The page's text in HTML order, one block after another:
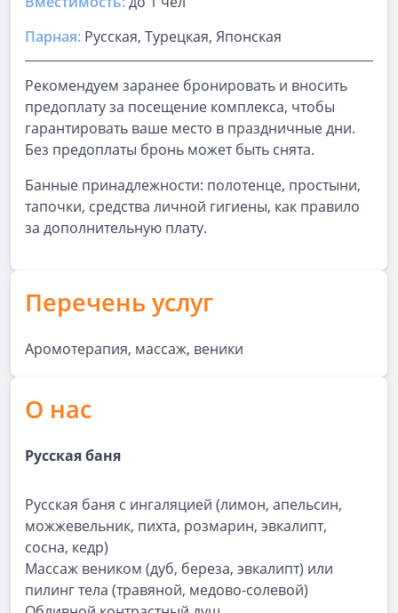
Парная: Русская, Турецкая, Японская
Рекомендуем заранее бронировать и вносить
предоплату за посещение комплекса, чтобы
гарантировать ваше место в праздничные дни.
Без предоплаты бронь может быть снята.
Банные принадлежности: полотенце, простыни,
тапочки, средства личной гигиены, как правило
за дополнительную плату.
Перечень услуг
Аромотерапия, массаж, веники
О нас
Русская баня
Русская баня с ингаляцией (лимон, апельсин,
можжевельник, пихта, розмарин, эвкалипт,
сосна, кедр)
Массаж веником (дуб, береза, эвкалипт) или
пилинг тела (травяной, медово-солевой)